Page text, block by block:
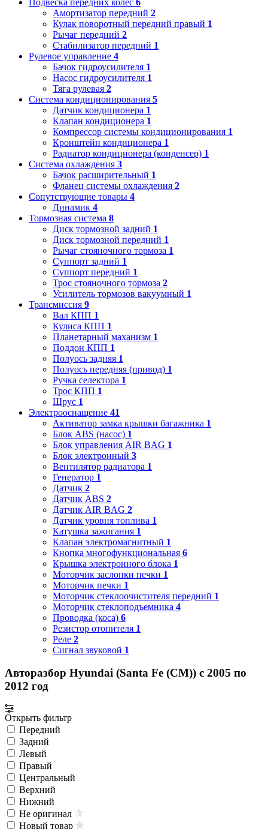
Амортизатор передний 2
Кулак поворотный передний правый 1
Рычаг передний 2
Стабилизатор передний 1
Рулевое управление 4
Бачок гидроусилителя 1
Насос гидроусилителя 1
Тяга рулевая 2
Система кондиционирования 5
Датчик кондиционера 1
Клапан кондиционера 1
Компрессор системы кондиционирования 1
Кронштейн кондиционера 1
Радиатор кондиционера (конденсер) 1
Система охлаждения 3
Бачок расширительный 1
Фланец системы охлаждения 2
Сопутствующие товары 4
Динамик 4
Тормозная система 8
Диск тормозной задний 1
Диск тормозной передний 1
Рычаг стояночного тормоза 1
Суппорт задний 1
Суппорт передний 1
Трос стояночного тормоза 2
Усилитель тормозов вакуумный 1
Трансмиссия 9
Вал КПП 1
Кулиса КПП 1
Планетарный маханизм 1
Поддон КПП 1
Полуось задняя 1
Полуось передняя (привод) 1
Ручка селектора 1
Трос КПП 1
Шрус 1
Электрооснащение 41
Активатор замка крышки багажника 1
Блок ABS (насос) 1
Блок управления AIR BAG 1
Блок электронный 3
Вентилятор радиатора 1
Генератор 1
Датчик 2
Датчик ABS 2
Датчик AIR BAG 2
Датчик уровня топлива 1
Катушка зажигания 1
Клапан электромагнитный 1
Кнопка многофункциональная 6
Крышка электронного блока 1
Моторчик заслонки печки 1
Моторчик печки 1
Моторчик стеклоочистителя передний 1
Моторчик стеклоподъемника 4
Проводка (коса) 6
Резистор отопителя 1
Реле 2
Сигнал звуковой 1
Авторазбор Hyundai (Santa Fe (CM)) с 2005 по
2012 год
Открыть фильтр
Передний
Задний
Левый
Правый
Центральный
Верхний
Нижний
Не оригинал
Новый товар